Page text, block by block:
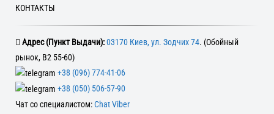
КОНТАКТЫ
Адрес (Пункт Выдачи):03170 Киев, ул. Зодчих 74. (Обойный
рынок, В2 55-60)
+38 (096) 774-41-06
+38 (050) 506-57-90
Чат со специалистом:Chat Viber